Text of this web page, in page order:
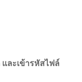
และเข้ารหัสไฟล์